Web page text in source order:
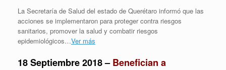
La Secretaría de Salud del estado de Querétaro informó que las
acciones se implementaron para proteger contra riesgos
sanitarios, promover la salud y combatir riesgos
epidemiológicos…Ver más
18 Septiembre 2018 –Benefician a